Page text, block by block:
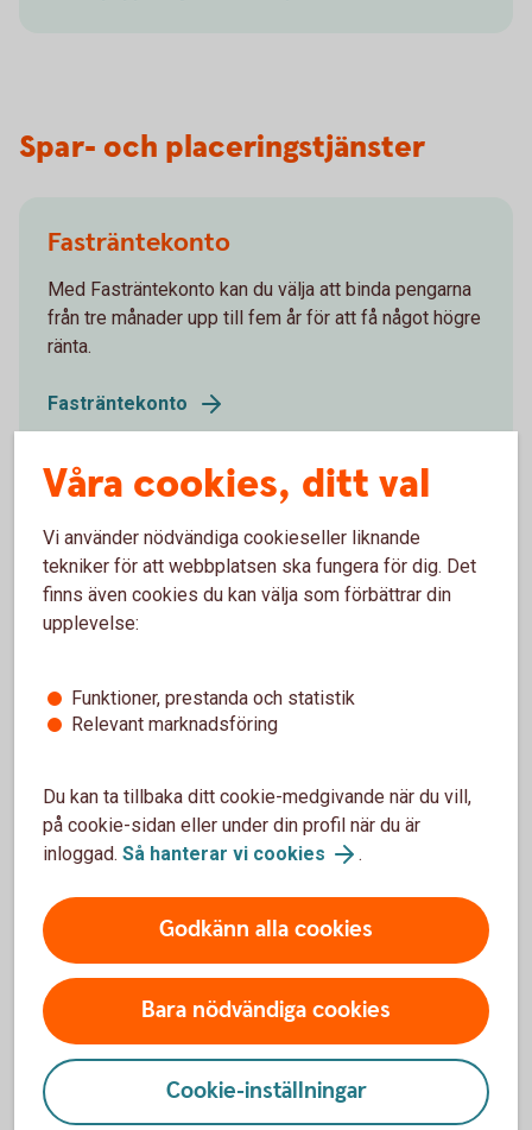
Spar- och placeringstjänster
Fasträntekonto
Med Fasträntekonto kan du välja att binda pengarna
från tre månader upp till fem år för att få något högre
ränta.
Fasträntekonto
Placeringskonto Företag
Fria uttag. Med Placeringskonto Företag skapar du
en ekonomisk buffert för ditt företag, samtidigt som
Placeringskonto Företag
Skogslikvidkonto eller skogskonto?
Vi förklarar skillnaden.
Skogslikvidkonto eller skogskonto? Vi förklarar
Våra cookies, ditt val
Vi använder nödvändiga cookieseller liknande
tekniker för att webbplatsen ska fungera för dig. Det
finns även cookies du kan välja som förbättrar din
upplevelse:
Funktioner, prestanda och statistik
Relevant marknadsföring
Du kan ta tillbaka ditt cookie-medgivande när du vill,
på cookie-sidan eller under din profil när du är
inloggad. Så hanterar vi cookies .
Godkänn alla cookies
Bara nödvändiga cookies
Cookie-inställningar